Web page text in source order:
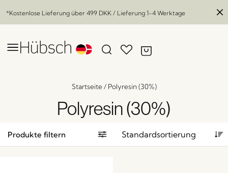
*Kostenlose Lieferung über 499 DKK / Lieferung 1-4 Werktage
Startseite/ Polyresin (30%)
Polyresin (30%)
Produkte filtern